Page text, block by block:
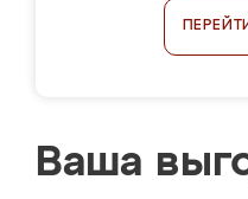
Ваша